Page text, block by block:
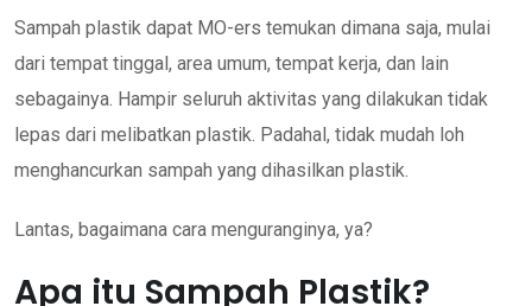
Sampah plastik dapat MO-ers temukan dimana saja, mulai
dari tempat tinggal, area umum, tempat kerja, dan lain
sebagainya. Hampir seluruh aktivitas yang dilakukan tidak
lepas dari melibatkan plastik. Padahal, tidak mudah loh
menghancurkan sampah yang dihasilkan plastik.
Lantas, bagaimana cara menguranginya, ya?
Apa itu Sampah Plastik?